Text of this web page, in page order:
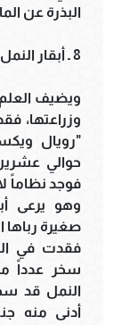
البذرة عن
8 ـ أبقار النمل:
ويضيف العلم
وزراعتها،
"رويال
حوالي
فوجد نظاماً
وهو يرعى
صغيرة رباها
فقدت في
سخر عدداً
النمل قد
أدنى منه